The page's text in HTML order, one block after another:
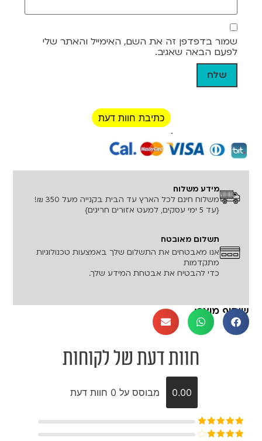
שמור בדפדפן זה את השם, האימייל והאתר שלי
לפעם הבאה שאגיב.
כתיבת חוות דעת
רכישה מאובטחת!
מידע משלוח
משלוח חינם לכל הארץ עד הבית בקנייה מעל 350 ₪!
{עד 5 ימי עסקים, למעט אזורים חריגים}
תשלום מאובטח
אנו מאבטחים את התשלום שלך באמצעות טכנולוגיות
מתקדמות
כדי להבטיח את אבטחת המידע שלך.
שיתוף מוצר:
חוות דעת של לקוחות
0.00 מבוסס על 0 חוות דעת
דורג5מתוך